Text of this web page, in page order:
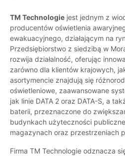
TM Technologie jest jednym z
producentów oświetlenia
ewakuacyjnego, działającym na
Przedsiębiorstwo z siedzibą w
rozwija działalność, oferując
zarówno dla klientów krajowych,
asortymencie znajdują się
oświetleniowe, zaawansowane
jak linie DATA 2 oraz DATA-S, a
baterii, przeznaczone do
budynkach użyteczności
magazynach oraz przestrzeniach
Firma TM Technologie odznacza